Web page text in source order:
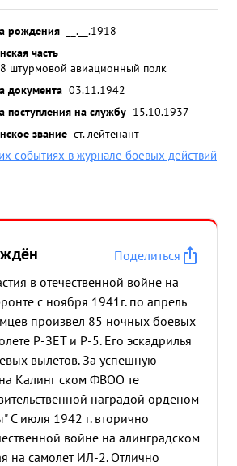
рождения
__.__.1918
часть
штурмовой авиационный полк
документа 03.11.1942
поступления на службу 15.10.1937
звание ст. лейтенант
событиях в журнале боевых действий
Поделиться
в отечественной войне на
с ноября 1941г. по апрель
произвел 85 ночных боевых
Р-ЗЕТ и Р-5. Его эскадрилья
вылетов. За успешную
Калинг ском ФВОО те
наградой орденом
С июля 1942 г. вторично
войне на алинградском
на самолет ИЛ-2. Отлично